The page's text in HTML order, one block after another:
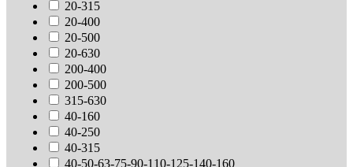
20-315
20-400
20-500
20-630
200-400
200-500
315-630
40-160
40-250
40-315
40-50-63-75-90-110-125-140-160